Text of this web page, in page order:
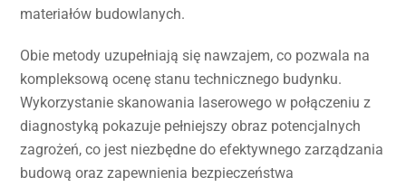
materiałów budowlanych.
Obie metody uzupełniają się nawzajem, co pozwala na
kompleksową ocenę stanu technicznego budynku.
Wykorzystanie skanowania laserowego w połączeniu z
diagnostyką pokazuje pełniejszy obraz potencjalnych
zagrożeń, co jest niezbędne do efektywnego zarządzania
budową oraz zapewnienia bezpieczeństwa